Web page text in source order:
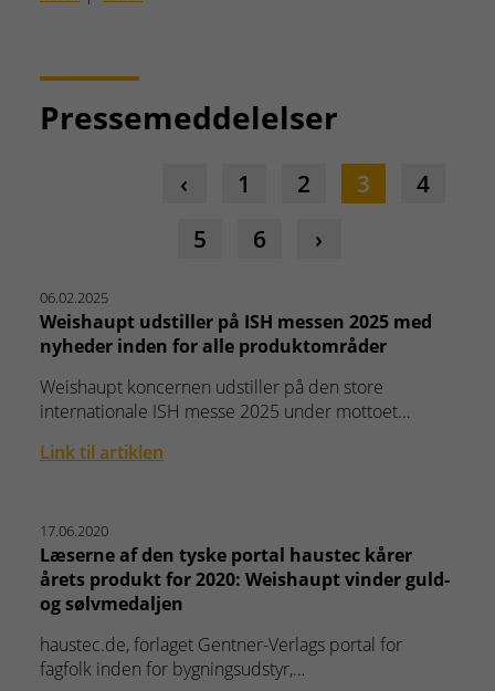
Pressemeddelelser
1 2 3
4
5
6
06.02.2025
Weishaupt udstiller på ISH messen 2025 med
nyheder inden for alle produktområder
Weishaupt koncernen udstiller på den store
internationale ISH messe 2025 under mottoet…
Link til artiklen
17.06.2020
Læserne af den tyske portal haustec kårer
årets produkt for 2020: Weishaupt vinder guld-
og sølvmedaljen
haustec.de, forlaget Gentner-Verlags portal for
fagfolk inden for bygningsudstyr,…